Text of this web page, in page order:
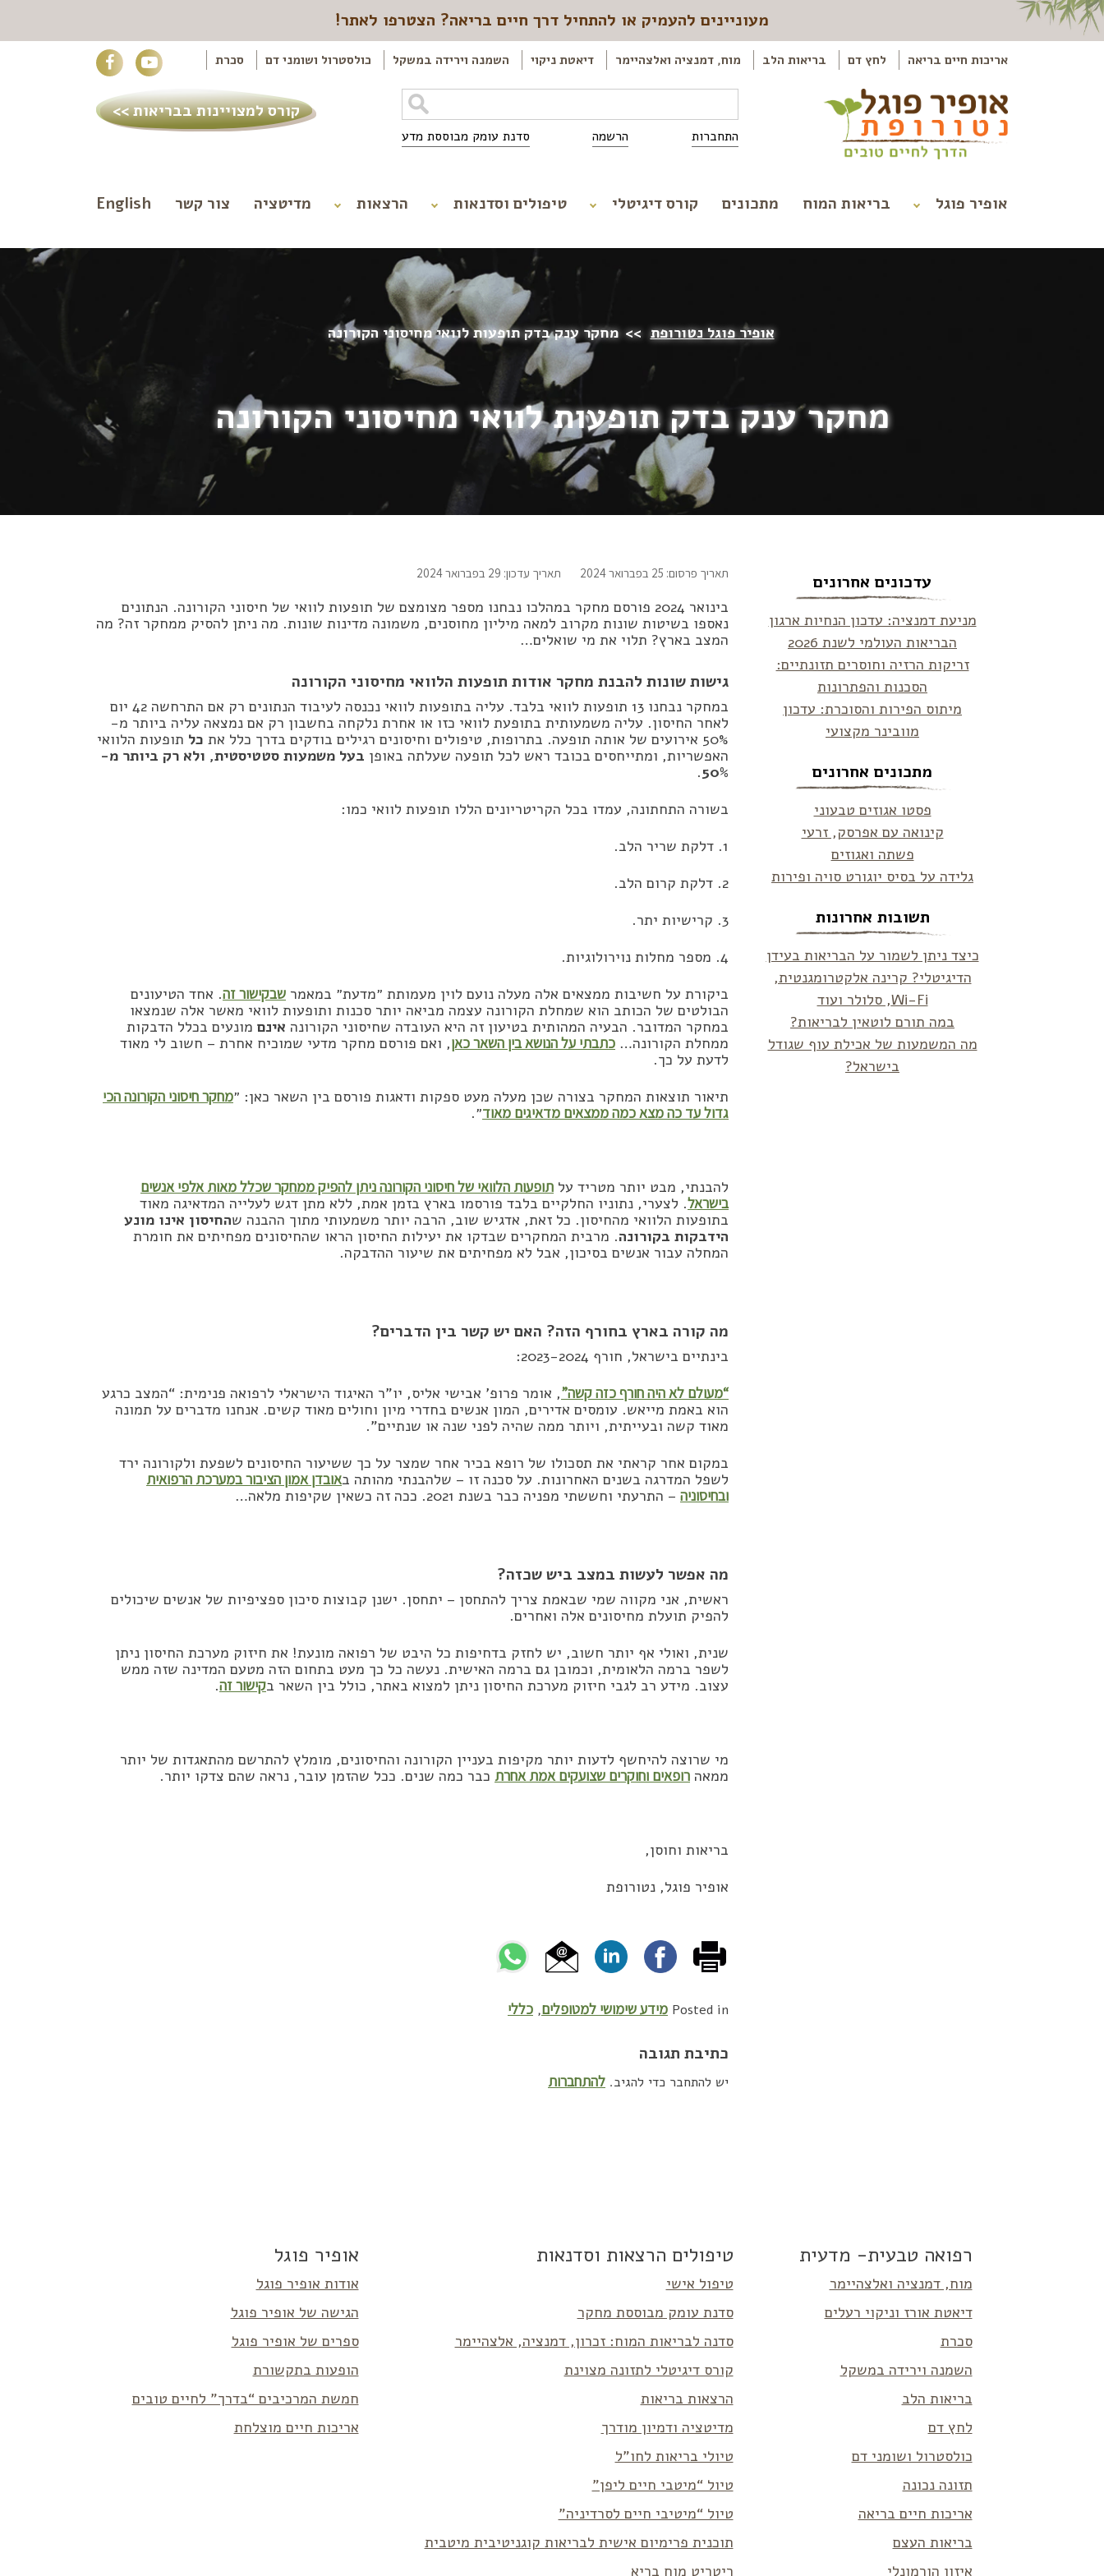
מעוניינים להעמיק או להתחיל דרך חיים בריאה? הצטרפו לאתר!
אריכות חיים בריאה לחץ דם בריאות הלב מוח, דמנציה ואלצהיימר דיאטת ניקוי השמנה וירידה במשקל כולסטרול ושומני דם סכרת
התחברות הרשמה סדנת עומק מבוססת מדע
קורס למצויינות בבריאות >>
אופיר פוגל בריאות המוח מתכונים קורס דיגיטלי טיפולים וסדנאות הרצאות מדיטציה צור קשר English
אופיר פוגל נטורופת >>מחקר ענק בדק תופעות לוואי מחיסוני הקורונה
מחקר ענק בדק תופעות לוואי מחיסוני הקורונה
תאריך פרסום: 25 בפברואר 2024 תאריך עדכון: 29 בפברואר 2024
בינואר 2024 פורסם מחקר במהלכו נבחנו מספר מצומצם של תופעות לוואי של חיסוני הקורונה. הנתונים
נאספו בשיטות שונות מקרוב למאה מיליון מחוסנים, משמונה מדינות שונות. מה ניתן להסיק ממחקר זה? מה
המצב בארץ? תלוי את מי שואלים…
גישות שונות להבנת מחקר אודות תופעות הלוואי מחיסוני הקורונה
במחקר נבחנו 13 תופעות לוואי בלבד. עליה בתופעות לוואי נכנסה לעיבוד הנתונים רק אם התרחשה 42 יום
לאחר החיסון. עליה משמעותית בתופעת לוואי כזו או אחרת נלקחה בחשבון רק אם נמצאה עליה ביותר מ-
50% אירועים של אותה תופעה. בתרופות, טיפולים וחיסונים רגילים בודקים בדרך כלל את
כל תופעות הלוואי
האפשריות, ומתייחסים בכובד ראש לכל תופעה שעלתה באופן בעל משמעות סטטיסטית, ולא רק ביותר מ-
50%
.
בשורה התחתונה, עמדו בכל הקריטריונים הללו תופעות לוואי כמו:
1. דלקת שריר הלב.
2. דלקת קרום הלב.
3. קרישיות יתר.
4. מספר מחלות נוירולוגיות.
ביקורת על חשיבות ממצאים אלה מעלה נועם לוין מעמותת ״מדעת״ במאמר שבקישור זה. אחד הטיעונים
הבולטים של הכותב הוא שמחלת הקורונה עצמה מביאה יותר סכנות ותופעות לוואי מאשר אלה שנמצאו
במחקר המדובר. הבעיה המהותית בטיעון זה היא העובדה שחיסוני הקורונה אינם מונעים בכלל הדבקות
ממחלת הקורונה… כתבתי על הנושא בין השאר כאן, ואם פורסם מחקר מדעי שמוכיח אחרת – חשוב לי מאוד
לדעת על כך.
תיאור תוצאות המחקר בצורה שכן מעלה מעט ספקות ודאגות פורסם בין השאר כאן: ״מחקר חיסוני הקורונה הכי
גדול עד כה מצא כמה ממצאים מדאיגים מאוד״.
להבנתי, מבט יותר מטריד על תופעות הלוואי של חיסוני הקורונה ניתן להפיק ממחקר שכלל מאות אלפי אנשים
בישראל. לצערי, נתוניו החלקיים בלבד פורסמו בארץ בזמן אמת, ללא מתן דגש לעלייה המדאיגה מאוד
בתופעות הלוואי מהחיסון. כל זאת, אדגיש שוב, הרבה יותר משמעותי מתוך ההבנה שהחיסון אינו מונע
הידבקות בקורונה. מרבית המחקרים שבדקו את יעילות החיסון הראו שהחיסונים מפחיתים את חומרת
המחלה עבור אנשים בסיכון, אבל לא מפחיתים את שיעור ההדבקה.
מה קורה בארץ בחורף הזה? האם יש קשר בין הדברים?
בינתיים בישראל, חורף 2023-2024:
“מעולם לא היה חורף כזה קשה”, אומר פרופ’ אבישי אליס, יו”ר האיגוד הישראלי לרפואה פנימית: “המצב כרגע
הוא באמת מייאש. עומסים אדירים, המון אנשים בחדרי מיון וחולים מאוד קשים. אנחנו מדברים על תמונה
מאוד קשה ובעייתית, ויותר ממה שהיה לפני שנה או שנתיים”.
במקום אחר קראתי את תסכולו של רופא בכיר אחר שמצר על כך ששיעור החיסונים לשפעת ולקורונה ירד
לשפל המדרגה בשנים האחרונות. על סכנה זו – שלהבנתי מהותה באובדן אמון הציבור במערכת הרפואית
ובחיסוניה – התרעתי וחששתי מפניה כבר בשנת 2021. ככה זה כשאין שקיפות מלאה…
מה אפשר לעשות במצב ביש שכזה?
ראשית, אני מקווה שמי שבאמת צריך להתחסן – יתחסן. ישנן קבוצות סיכון ספציפיות של אנשים שיכולים
להפיק תועלת מחיסונים אלה ואחרים.
שנית, ואולי אף יותר חשוב, יש לחזק בדחיפות כל היבט של רפואה מונעת! את חיזוק מערכת החיסון ניתן
לשפר ברמה הלאומית, וכמובן גם ברמה האישית. נעשה כל כך מעט בתחום הזה מטעם המדינה שזה ממש
עצוב. מידע רב לגבי חיזוק מערכת החיסון ניתן למצוא באתר, כולל בין השאר בקישור זה.
מי שרוצה להיחשף לדעות יותר מקיפות בעניין הקורונה והחיסונים, מומלץ להתרשם מהתאגדות של יותר
ממאה רופאים וחוקרים שצועקים אמת אחרת כבר כמה שנים. ככל שהזמן עובר, נראה שהם צדקו יותר.
בריאות וחוסן,
אופיר פוגל, נטורופת
Posted in מידע שימושי למטופלים, כללי
כתיבת תגובה
יש להתחבר כדי להגיב. להתחברות
עדכונים אחרונים
מניעת דמנציה: עדכון הנחיות ארגון
הבריאות העולמי לשנת 2026
זריקות הרזיה וחוסרים תזונתיים:
הסכנות והפתרונות
מיתוס הפירות והסוכרת: עדכון
מוובינר מקצועי
מתכונים אחרונים
פסטו אגוזים טבעוני
קינואה עם אפרסק, זרעי
פשתה ואגוזים
גלידה על בסיס יוגורט סויה ופירות
תשובות אחרונות
כיצד ניתן לשמור על הבריאות בעידן
הדיגיטלי? קרינה אלקטרומגנטית,
Wi-Fi, סלולר ועוד
במה תורם לוטאין לבריאות?
מה המשמעות של אכילת עוף שגודל
בישראל?
אופיר פוגל
אודות אופיר פוגל
הגישה של אופיר פוגל
ספרים של אופיר פוגל
הופעות בתקשורת
חמשת המרכיבים “בדרך” לחיים טובים
אריכות חיים מוצלחת
טיפולים הרצאות וסדנאות
טיפול אישי
סדנת עומק מבוססת מחקר
סדנה לבריאות המוח: זכרון, דמנציה, אלצהיימר
קורס דיגיטלי לתזונה מצוינת
הרצאות בריאות
מדיטציה ודמיון מודרך
טיולי בריאות לחו”ל
טיול “מיטבי חיים ליפן”
טיול “מיטיבי חיים לסרדיניה”
תוכנית פרימיום אישית לבריאות קוגניטיבית מיטבית
ריטריט מוח בריא
רפואה טבעית- מדעית
מוח, דמנציה ואלצהיימר
דיאטת אורז וניקוי רעלים
סכרת
השמנה וירידה במשקל
בריאות הלב
לחץ דם
כולסטרול ושומני דם
תזונה נכונה
אריכות חיים בריאה
בריאות העצם
איזון הורמונלי